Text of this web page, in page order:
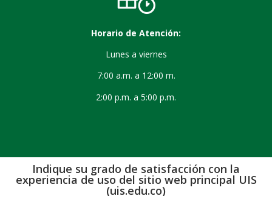
Horario de Atención:
Lunes a viernes
7:00 a.m. a 12:00 m.
2:00 p.m. a 5:00 p.m.
Indique su grado de satisfacción con la
experiencia de uso del sitio web principal UIS
(uis.edu.co)